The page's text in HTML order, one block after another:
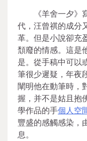
《羊舍一夕
代，汪曾祺的成分
革。但是小說卻充
頹廢的情感。這是
是。從手稿中可以
筆很少遲疑，年夜
闡明他在動筆時，
握，并不是姑且抱
學作品的手個人空
豐盛的感觸感染，
息。